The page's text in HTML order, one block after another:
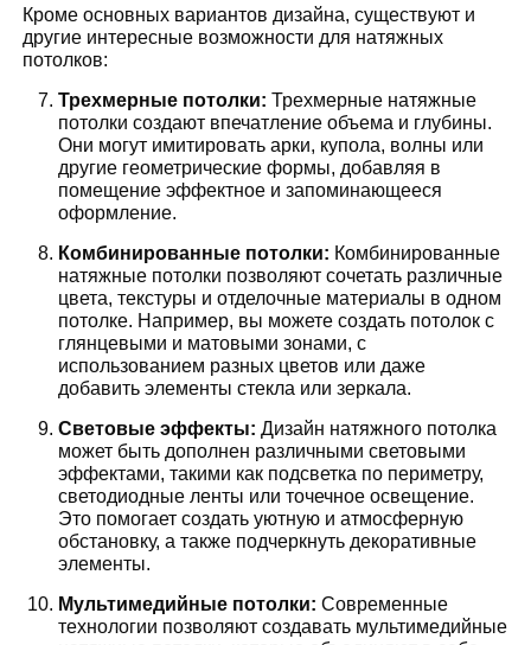
Кроме основных вариантов дизайна, существуют и
другие интересные возможности для натяжных
потолков:
Трехмерные потолки: Трехмерные натяжные
потолки создают впечатление объема и глубины.
Они могут имитировать арки, купола, волны или
другие геометрические формы, добавляя в
помещение эффектное и запоминающееся
оформление.
Комбинированные потолки: Комбинированные
натяжные потолки позволяют сочетать различные
цвета, текстуры и отделочные материалы в одном
потолке. Например, вы можете создать потолок с
глянцевыми и матовыми зонами, с
использованием разных цветов или даже
добавить элементы стекла или зеркала.
Световые эффекты: Дизайн натяжного потолка
может быть дополнен различными световыми
эффектами, такими как подсветка по периметру,
светодиодные ленты или точечное освещение.
Это помогает создать уютную и атмосферную
обстановку, а также подчеркнуть декоративные
элементы.
Мультимедийные потолки: Современные
технологии позволяют создавать мультимедийные